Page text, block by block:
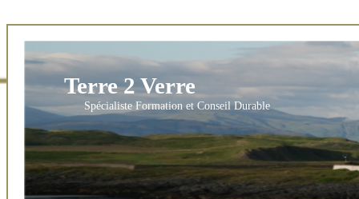
Terre 2 Verre
Spécialiste Formation et Conseil Durable